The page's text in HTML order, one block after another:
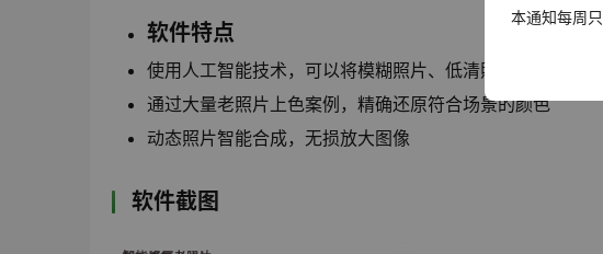
软件特点
使用人工智能技术，可以将模糊照片、低清照片、斑驳痕
通过大量老照片上色案例，精确还原符合场景的颜色
动态照片智能合成，无损放大图像
软件截图
本通知每周